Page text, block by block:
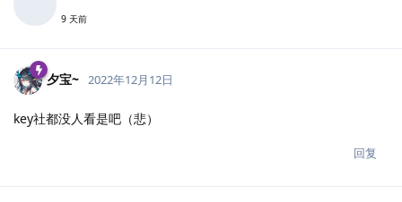
9 天前
夕宝~ 2022年12月12日
key社都没人看是吧（悲）
回复